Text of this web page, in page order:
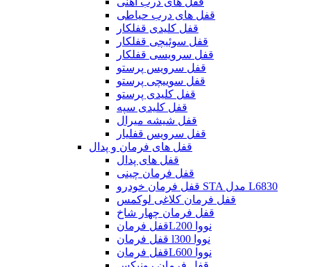
قفل های درب حیاطی
قفل کلیدی قفلکار
قفل سوئیچی قفلکار
قفل سرویسی قفلکار
قفل سرویس پرستو
قفل سوییچی پرستو
قفل کلیدی پرستو
قفل کلیدی سپه
قفل شیشه میرال
قفل سرویس قفلیار
قفل های فرمان و پدال
قفل های پدال
قفل فرمان چینی
قفل فرمان خودرو STA مدل L6830
قفل فرمان کلاغی لوکمس
قفل فرمان چهار شاخ
قفل فرمانL200 نووا
قفل فرمان l300 نووا
قفل فرمانL600 نووا